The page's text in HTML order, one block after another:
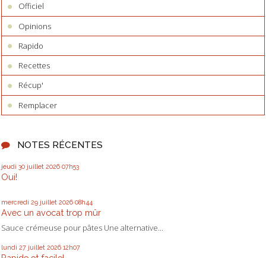
Officiel
Opinions
Rapido
Recettes
Récup'
Remplacer
NOTES RÉCENTES
jeudi 30 juillet 2026 07h53
Oui!
mercredi 29 juillet 2026 08h44
Avec un avocat trop mûr
Sauce crémeuse pour pâtes Une alternative...
lundi 27 juillet 2026 12h07